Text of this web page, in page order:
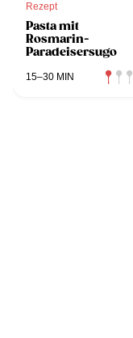
Rezept
Pasta mit
Rosmarin-
Paradeisersugo
15–30 MIN